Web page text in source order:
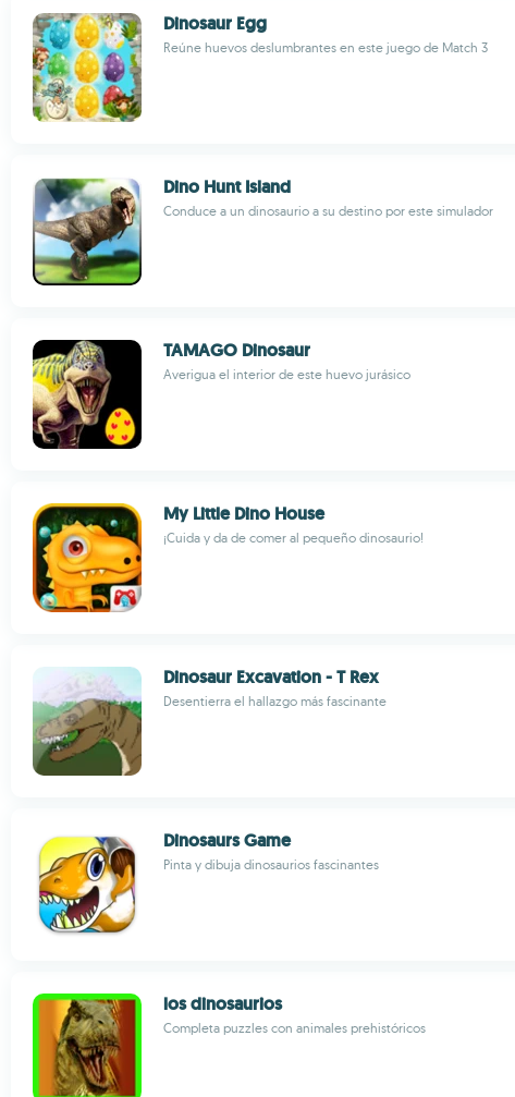
Dinosaur Egg
Reúne huevos deslumbrantes en este juego de Match 3
Dino Hunt Island
Conduce a un dinosaurio a su destino por este simulador
TAMAGO Dinosaur
Averigua el interior de este huevo jurásico
My Little Dino House
¡Cuida y da de comer al pequeño dinosaurio!
Dinosaur Excavation - T Rex
Desentierra el hallazgo más fascinante
Dinosaurs Game
Pinta y dibuja dinosaurios fascinantes
los dinosaurios
Completa puzzles con animales prehistóricos